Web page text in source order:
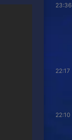
23:36
22:17
22:10